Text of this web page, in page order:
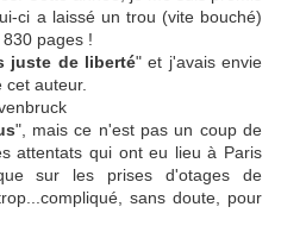
ci a laissé un trou (vite bouché)
pages !
juste de liberté" et j'avais envie
auteur.
", mais ce n'est pas un coup de
attentats qui ont eu lieu à Paris
sur les prises d'otages de
sans doute, pour